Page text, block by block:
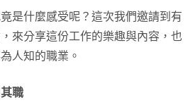
是什麼感受呢？這次我們邀請到有
來分享這份工作的樂趣與內容，也
人知的職業。
職